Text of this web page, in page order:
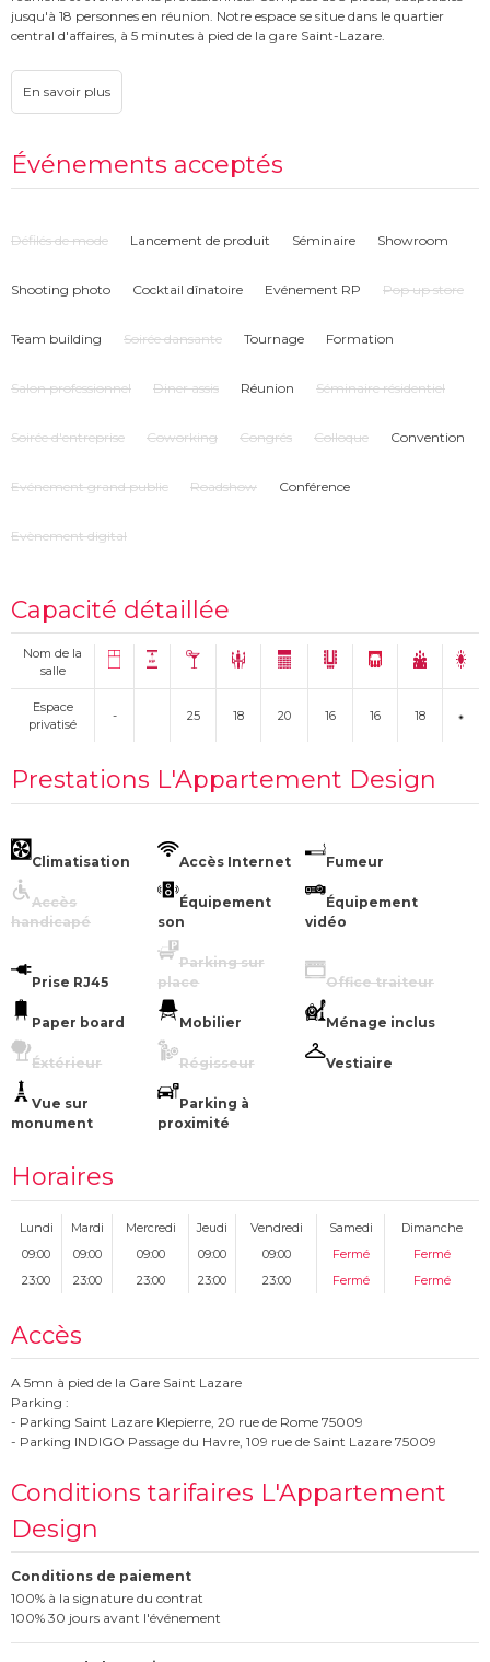
jusqu'à 18 personnes en réunion. Notre espace se situe dans le quartier
central d'affaires, à 5 minutes à pied de la gare Saint-Lazare.
Événements acceptés
Défilés de mode Lancement de produit Séminaire Showroom
Shooting photo Cocktail dînatoire Evénement RP Pop up store
Team building Soirée dansante Tournage Formation
Salon professionnel Diner assis Réunion Séminaire résidentiel
Soirée d'entreprise Coworking Congrés Colloque Convention
Evénement grand public Roadshow Conférence
Evènement digital
Capacité détaillée
Nom de la
salle
Espace
privatisé
- 25 18 20 16 16 18
Prestations L'Appartement Design
Climatisation Accès Internet Fumeur
Accès
handicapé
Équipement
son
Équipement
vidéo
Prise RJ45
Parking sur
place
Office traiteur
Paper board Mobilier Ménage inclus
Éxtérieur Régisseur Vestiaire
Vue sur
monument
Parking à
proximité
Horaires
Lundi Mardi Mercredi Jeudi Vendredi Samedi
Dimanche
09:00
09:00 09:00 09:00 09:00 Fermé
Fermé
23:00
23:00 23:00 23:00 23:00 Fermé Fermé
Accès
A 5mn à pied de la Gare Saint Lazare
Parking :
- Parking Saint Lazare Klepierre, 20 rue de Rome 75009
- Parking INDIGO Passage du Havre, 109 rue de Saint Lazare 75009
Conditions tarifaires L'Appartement
Design
Conditions de paiement
100% à la signature du contrat
100% 30 jours avant l'événement